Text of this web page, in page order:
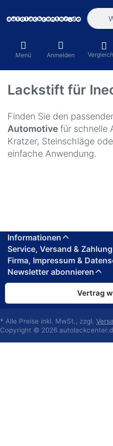
Menü Anmelden
Lackstift für
Finden Sie den
Automotive für schnelle
Kratzer, Steinschläge
einfache Anwendung.
Informationen
Service, Versand & Zahlung
Firma, Impressum &
Newsletter abonnieren
Vertrag
* Alle Preise inkl. MwSt., zzgl.
Copyright © 2026